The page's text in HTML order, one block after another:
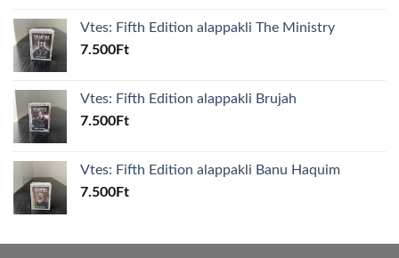
Vtes: Fifth Edition alappakli The Ministry
7.500Ft
Vtes: Fifth Edition alappakli Brujah
7.500Ft
Vtes: Fifth Edition alappakli Banu Haquim
7.500Ft